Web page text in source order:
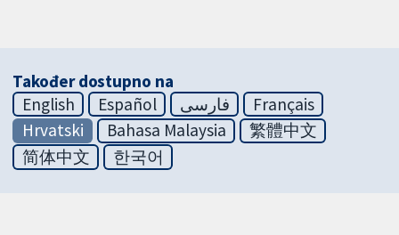
Također dostupno na
English
Español فارسی
Français
Hrvatski
Bahasa Malaysia
繁體中文
简体中文
한국어